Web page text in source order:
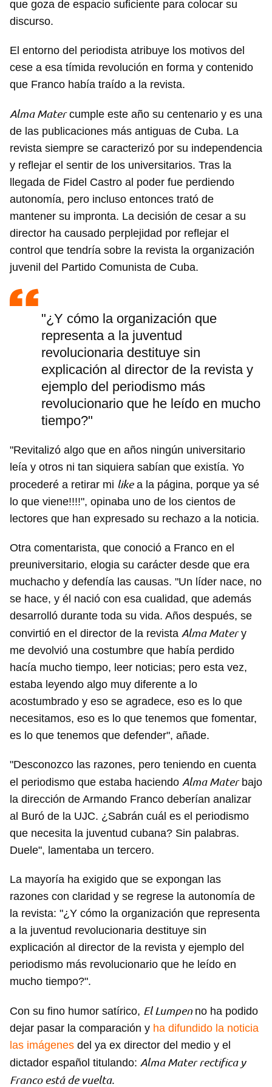
Guardar como favorito
Para poder guardar como favorito, primero has de
iniciar sesión con tu cuenta de 14ymedio.
INICIAR SESIÓN CANCELAR
que goza de espacio suficiente para colocar su
discurso.
El entorno del periodista atribuye los motivos del
cese a esa tímida revolución en forma y contenido
que Franco había traído a la revista.
Alma Matercumple este año su centenario y es una
de las publicaciones más antiguas de Cuba. La
revista siempre se caracterizó por su independencia
y reflejar el sentir de los universitarios. Tras la
llegada de Fidel Castro al poder fue perdiendo
autonomía, pero incluso entonces trató de
mantener su impronta. La decisión de cesar a su
director ha causado perplejidad por reflejar el
control que tendría sobre la revista la organización
juvenil del Partido Comunista de Cuba.
"¿Y cómo la organización que
representa a la juventud
revolucionaria destituye sin
explicación al director de la revista y
ejemplo del periodismo más
revolucionario que he leído en mucho
tiempo?"
"Revitalizó algo que en años ningún universitario
leía y otros ni tan siquiera sabían que existía. Yo
procederé a retirar mi likea la página, porque ya sé
lo que viene!!!!", opinaba uno de los cientos de
lectores que han expresado su rechazo a la noticia.
Otra comentarista, que conoció a Franco en el
preuniversitario, elogia su carácter desde que era
muchacho y defendía las causas. "Un líder nace, no
se hace, y él nació con esa cualidad, que además
desarrolló durante toda su vida. Años después, se
convirtió en el director de la revista Alma Matery
me devolvió una costumbre que había perdido
hacía mucho tiempo, leer noticias; pero esta vez,
estaba leyendo algo muy diferente a lo
acostumbrado y eso se agradece, eso es lo que
necesitamos, eso es lo que tenemos que fomentar,
es lo que tenemos que defender", añade.
"Desconozco las razones, pero teniendo en cuenta
el periodismo que estaba haciendo Alma Materbajo
la dirección de Armando Franco deberían analizar
al Buró de la UJC. ¿Sabrán cuál es el periodismo
que necesita la juventud cubana? Sin palabras.
Duele", lamentaba un tercero.
La mayoría ha exigido que se expongan las
razones con claridad y se regrese la autonomía de
la revista: "¿Y cómo la organización que representa
a la juventud revolucionaria destituye sin
explicación al director de la revista y ejemplo del
periodismo más revolucionario que he leído en
mucho tiempo?".
Con su fino humor satírico, El Lumpen no ha podido
dejar pasar la comparación y ha difundido la noticia
las imágenes del ya ex director del medio y el
dictador español titulando: Alma Mater rectifica y
Franco está de vuelta.